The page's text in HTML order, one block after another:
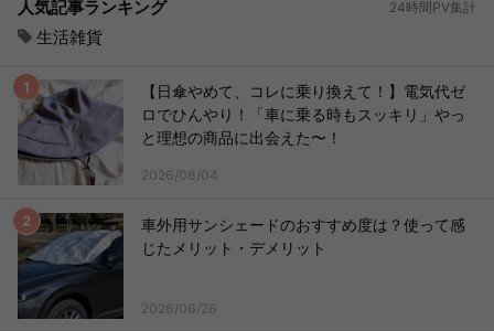
人気記事ランキング 24時間PV集計
生活雑貨
【日傘やめて、コレに乗り換えて！】電気代ゼ
ロでひんやり！「車に乗る時もスッキリ」やっ
と理想の商品に出会えた〜！
2026/08/04
車外用サンシェードのおすすめ度は？使って感
じたメリット・デメリット
2026/06/26